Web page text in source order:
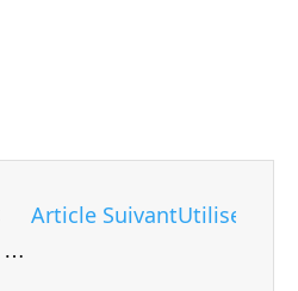
9 outils gratuits en ligne de confidentialité et de sécurité valant le signet
Article SuivantUtilisez la